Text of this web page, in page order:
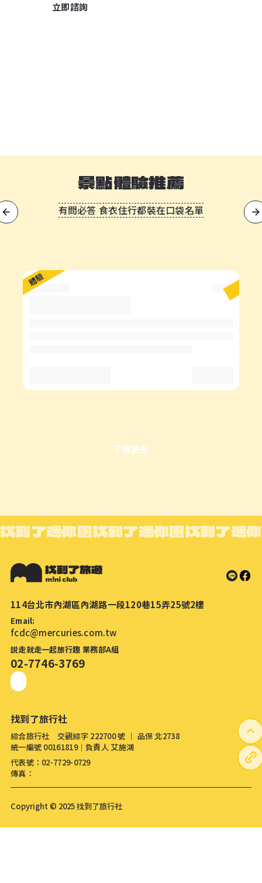
立即諮詢
景點體驗推薦
有問必答 食衣住行都裝在口袋名單
體驗
了解更多
找到了迷你團找到了迷你團找到了迷
114台北市內湖區內湖路一段120巷15弄25號2樓
Email:
fcdc@mercuries.com.tw
説走就走一起旅行趣 業務部A組
02-7746-3769
找到了旅行社
綜合旅行社 交觀綜字 222700 號 │ 品保 北2738
統一編號 00161819│負責人 艾施鴻
代表號：02-7729-0729
傳真：
Copyright © 2025 找到了旅行社